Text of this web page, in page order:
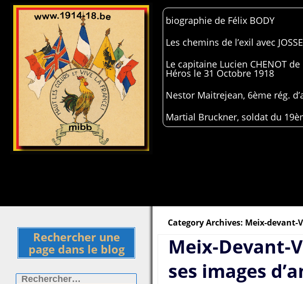
biographie de Félix BODY
Les chemins de l’exil avec
Le capitaine Lucien CHENOT
Héros le 31 Octobre 1918
Nestor Maitrejean, 6ème rég.
Martial Bruckner, soldat du
Rechercher une
page dans le blog
Category Archives: Meix-devant-
Meix-Devant-
ses images